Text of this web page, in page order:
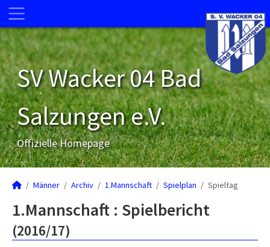
SV Wacker 04 Bad
Salzungen e.V.
Offizielle Homepage
Männer Archiv 1.Mannschaft Spielplan Spieltag
1.Mannschaft : Spielbericht
(2016/17)